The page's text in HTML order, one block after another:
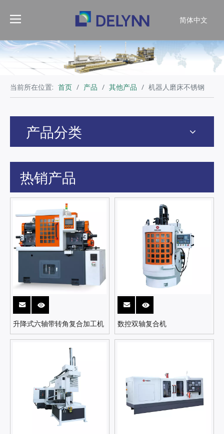
简体中文
当前所在位置: 首页 / 产品 / 其他产品 / 机器人磨床不锈钢
产品分类
热销产品
升降式六轴带转角复合加工机 数控双轴复合机